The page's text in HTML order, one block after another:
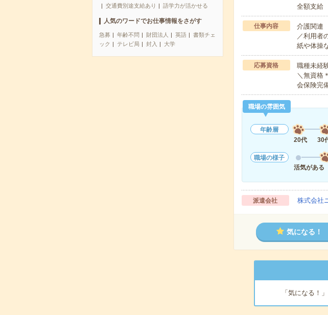
交通費別途支給あり
語学力が活かせる
人気のワードでお仕事情報をさがす
急募 年齢不問 財団法人 英語
書類チェ
ック
テレビ局 封入 大学
全額支給
仕事内容
介護関連
／利用者
紙や体操
応募資格
職種未経
＼無資格
会保険完
職場の雰囲気
年齢層
20代
30
職場の様子
活気がある
派遣会社 株式会社
気になる！
「気になる！